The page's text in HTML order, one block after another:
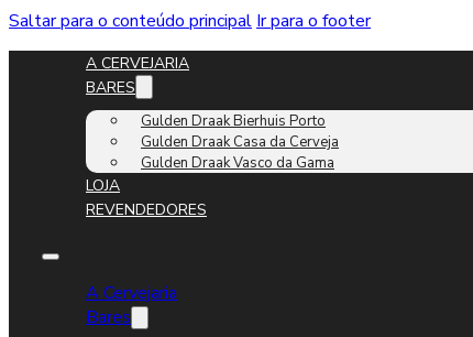
Saltar para o conteúdo principal Ir para o footer
A CERVEJARIA
BARES
Gulden Draak Bierhuis Porto
Gulden Draak Casa da Cerveja
Gulden Draak Vasco da Gama
LOJA
REVENDEDORES
A Cervejaria
Bares